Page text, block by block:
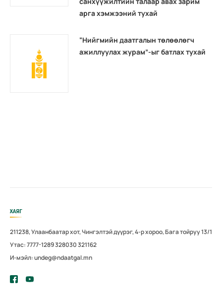
арга хэмжээний тухай
“Нийгмийн даатгалын төлөөлөгч
ажиллуулах журам”-ыг батлах тухай
ХАЯГ
211238, Улаанбаатар хот, Чингэлтэй дүүрэг, 4-р хороо, Бага тойруу 13/1
Утас: 7777-1289 328030 321162
И-мэйл: undeg@ndaatgal.mn